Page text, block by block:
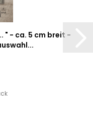
" - ca. 5 cm breit -